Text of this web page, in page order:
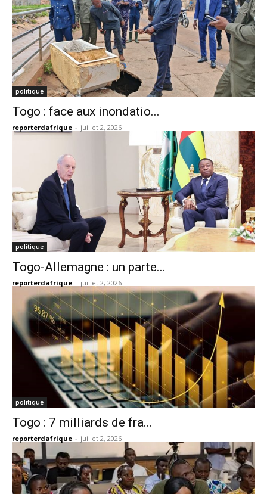
politique
Togo : face aux inondatio...
reporterdafrique - juillet 2, 2026
politique
Togo-Allemagne : un parte...
reporterdafrique - juillet 2, 2026
politique
Togo : 7 milliards de fra...
reporterdafrique - juillet 2, 2026